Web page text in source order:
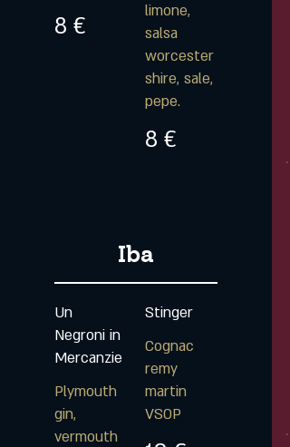
8 €
limone,
salsa
worcester
shire, sale,
pepe.
8 €
Iba
Un
Negroni in
Mercanzie
Plymouth
gin,
vermouth
Stinger
Cognac
remy
martin
VSOP